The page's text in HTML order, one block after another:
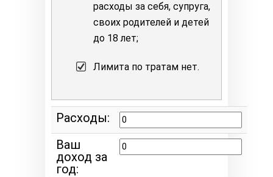
расходы за себя, супруга,
своих родителей и детей
до 18 лет;
Лимита по тратам нет.
Расходы:
Ваш
доход за
год: